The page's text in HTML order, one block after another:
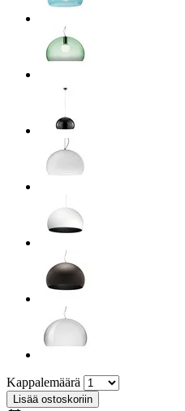
Kappalemäärä
Lisää ostoskoriin